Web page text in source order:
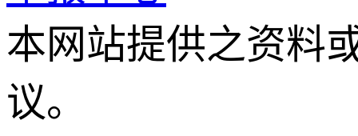
本网站提供之资料
议。